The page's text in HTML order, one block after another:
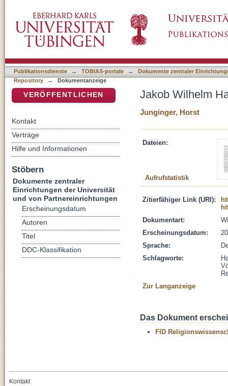
Publikationsdienste → TOBIAS-portale →
Dokumente zentraler
Repository
→ Dokumentanzeige
Jakob Wilhelm
Junginger, Horst
Dateien:
Aufrufstatistik
Zitierfähiger Link (URI):
Dokumentart:
Erscheinungsdatum:
Sprache:
Schlagworte:
Zur Langanzeige
Das Dokument
FID
VERÖFFENTLICHEN
Kontakt
Verträge
Hilfe und Informationen
Stöbern
Dokumente zentraler
Einrichtungen der Universität
und von Partnereinrichtungen
Erscheinungsdatum
Autoren
Titel
DDC-Klassifikation
Kontakt